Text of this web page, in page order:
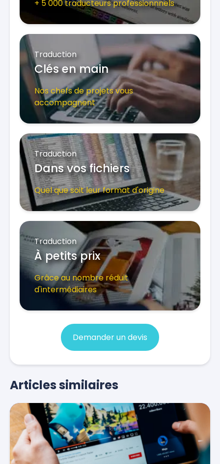
+ 5 000 traducteurs professionnnels
Traduction
Clés en main
Nos chefs de projets vous
accompagnent
Traduction
Dans vos fichiers
Quel que soit leur format d'origine
Traduction
À petits prix
Grâce au nombre réduit
d'intermédiaires
Demander un devis
Articles similaires